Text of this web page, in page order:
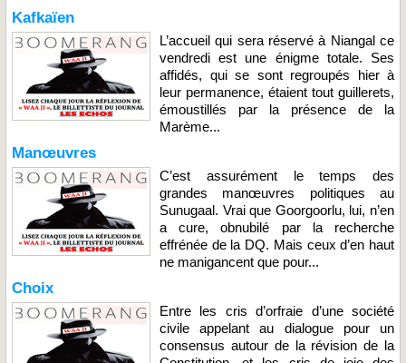
Kafkaïen
L’accueil qui sera réservé à Niangal ce
vendredi est une énigme totale. Ses
affidés, qui se sont regroupés hier à
leur permanence, étaient tout guillerets,
émoustillés par la présence de la
Marème...
Manœuvres
C’est assurément le temps des
grandes manœuvres politiques au
Sunugaal. Vrai que Goorgoorlu, lui, n’en
a cure, obnubilé par la recherche
effrénée de la DQ. Mais ceux d’en haut
ne manigancent que pour...
Choix
Entre les cris d’orfraie d’une société
civile appelant au dialogue pour un
consensus autour de la révision de la